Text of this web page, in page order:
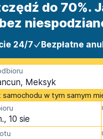
do 70%.
24/7 Bezpłatne
Meksyk
samochodu w tym samym
10 sie